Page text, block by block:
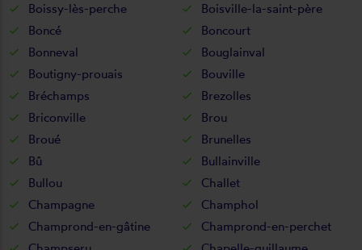
Boissy-lès-perche
Boisville-la-saint-père
Boncé
Boncourt
Bonneval
Bouglainval
Boutigny-prouais
Bouville
Bréchamps
Brezolles
Briconville
Brou
Broué
Brunelles
Bû
Bullainville
Bullou
Challet
Champagne
Champhol
Champrond-en-gâtine
Champrond-en-perchet